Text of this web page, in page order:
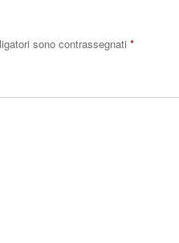
sono contrassegnati *